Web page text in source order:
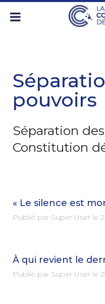
pouvoirs
Séparation
Constitution
« Le silence est
Publié par Super User le
À qui revient le
Publié par Super User le